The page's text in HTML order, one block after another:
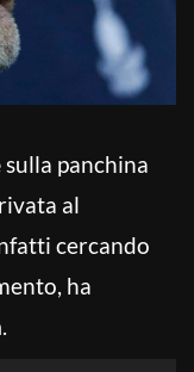
sulla panchina
al
cercando
ha
.